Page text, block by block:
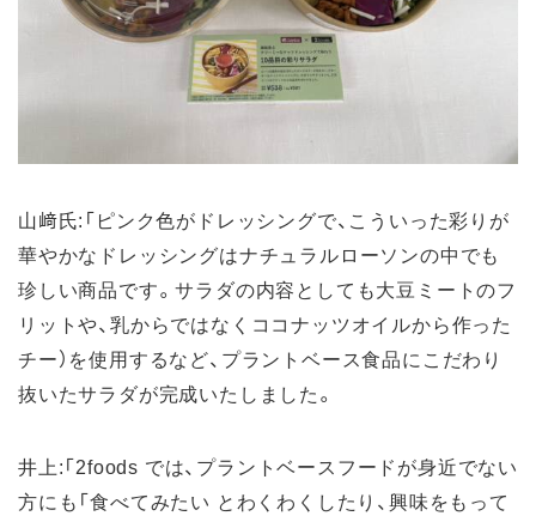
山﨑氏:「ピンク色がドレッシングで、こういった彩りが
華やかなドレッシングはナチュラルローソンの中でも
珍しい商品です。サラダの内容としても大豆ミートのフ
リットや、乳からではなくココナッツオイルから作った
チー）を使用するなど、プラントベース食品にこだわり
抜いたサラダが完成いたしました。
井上:「2foods では、プラントベースフードが身近でない
方にも「食べてみたい とわくわくしたり、興味をもって